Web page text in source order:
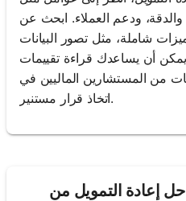
والدقة، ودعم العملاء. ابحث عن
شاملة، مثل تصور البيانات
يمكن أن يساعدك قراءة تقييمات
من المستشارين الماليين في
اتخاذ قرار مستنير.
إعادة التمويل من